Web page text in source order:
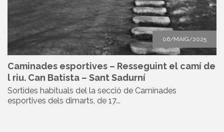
06/MAIG/2025
Caminades esportives – Resseguint el camí de
l riu. Can Batista – Sant Sadurní
Sortides habituals del la secció de Caminades
esportives dels dimarts, de 17...